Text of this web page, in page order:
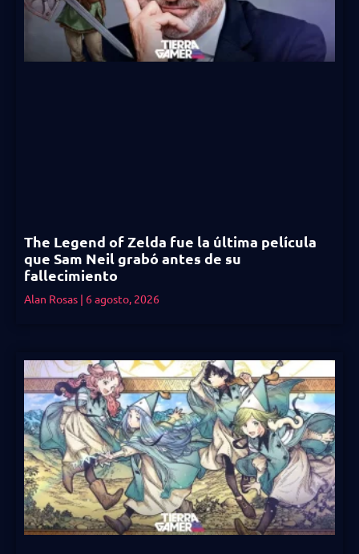
The Legend of Zelda fue la última película
que Sam Neil grabó antes de su
fallecimiento
Alan Rosas 6 agosto, 2026